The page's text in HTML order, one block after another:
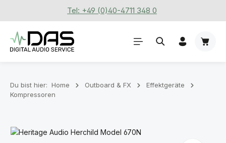
Zum Hauptinhalt springenTel: +49 (0)40-4711 348 0
Du bist hier: Home Outboard & FX
Effektgeräte
Kompressoren
Bildergalerie überspringen